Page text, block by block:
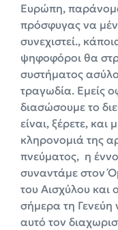
Ευρώπη,
πρόσφυγας να
συνεχιστεί.,
ψηφοφόροι θα
συστήματος
τραγωδία. Εμείς
διασώσουμε το
είναι, ξέρετε, και
κληρονομιά της
πνεύματος, η
συναντάμε στον
του Αισχύλου και
σήμερα τη
αυτό τον